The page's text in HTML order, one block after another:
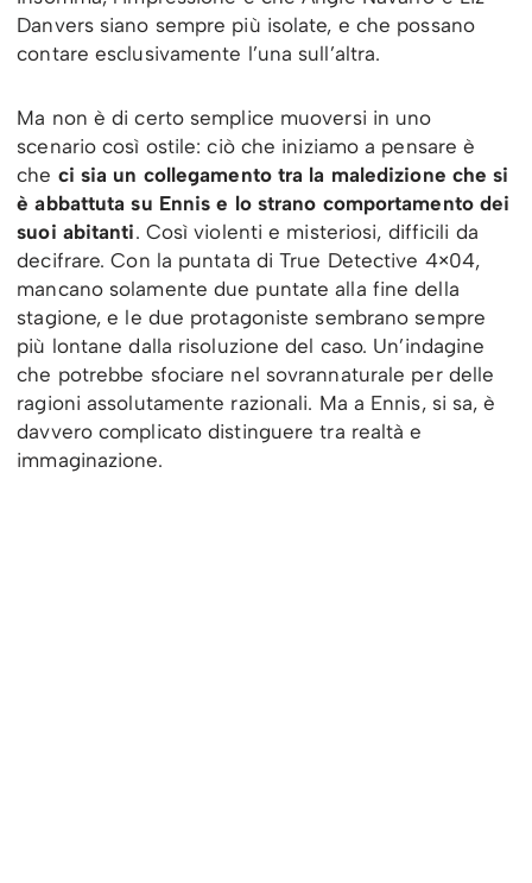
Danvers siano sempre più isolate, e che possano
contare esclusivamente l’una sull’altra.
Ma non è di certo semplice muoversi in uno
scenario così ostile: ciò che iniziamo a pensare è
che ci sia un collegamento tra la maledizione che si
è abbattuta su Ennis e lo strano comportamento dei
suoi abitanti. Così violenti e misteriosi, difficili da
decifrare. Con la puntata di True Detective 4×04,
mancano solamente due puntate alla fine della
stagione, e le due protagoniste sembrano sempre
più lontane dalla risoluzione del caso. Un’indagine
che potrebbe sfociare nel sovrannaturale per delle
ragioni assolutamente razionali. Ma a Ennis, si sa, è
davvero complicato distinguere tra realtà e
immaginazione.